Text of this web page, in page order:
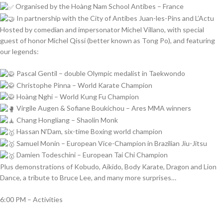
Organised by the Hoàng Nam School Antibes – France
In partnership with the City of Antibes Juan-les-Pins and L’Actu
Hosted by comedian and impersonator Michel Villano, with special
guest of honor Michel Qissi (better known as Tong Po), and featuring
our legends:
Pascal Gentil – double Olympic medalist in Taekwondo
Christophe Pinna – World Karate Champion
Hoàng Nghi – World Kung Fu Champion
Virgile Augen & Sofiane Boukichou – Ares MMA winners
Chang Hongliang – Shaolin Monk
Hassan N’Dam, six-time Boxing world champion
Samuel Monin – European Vice-Champion in Brazilian Jiu-Jitsu
Damien Todeschini – European Tai Chi Champion
Plus demonstrations of Kobudo, Aikido, Body Karate, Dragon and Lion
Dance, a tribute to Bruce Lee, and many more surprises…
6:00 PM – Activities